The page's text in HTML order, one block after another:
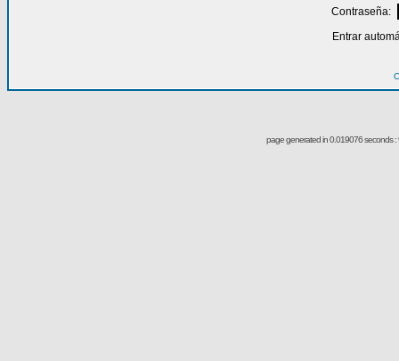
Contraseña:
Entrar
page generated in 0.019076 seconds :